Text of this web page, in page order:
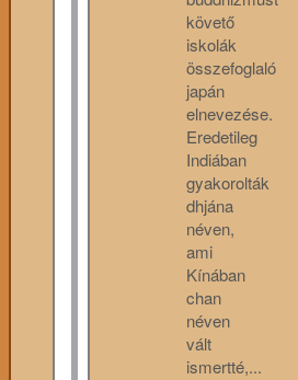
követő
iskolák
összefoglaló
japán
elnevezése.
Eredetileg
Indiában
gyakorolták
dhjána
néven,
ami
Kínában
chan
néven
vált
ismertté,...